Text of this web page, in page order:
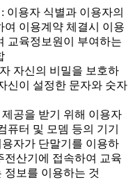
용자 식별과 이용자의
여 이용계약 체결시 이용
교육정보원이 부여하는
자신의 비밀을 보호하
신이 설정한 문자와 숫자
공을 받기 위해 이용자
퓨터 및 모뎀 등의 기기
자가 단말기를 이용하
전산기에 접속하여 교육
정보를 이용하는 것